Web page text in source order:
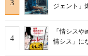
ジェント」
「情シス
情シス」に